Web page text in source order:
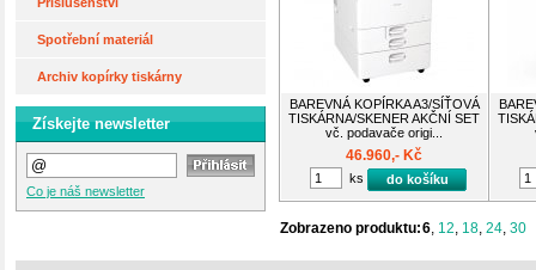
Spotřební materiál
Archiv kopírky tiskárny
Získejte newsletter
Co je náš newsletter
BAREVNÁ KOPÍRKA A3/SÍŤOVÁ
TISKÁRNA/SKENER AKČNÍ SET
vč. podavače origi...
46.960,- Kč
ks do košíku
Zobrazeno produktu:6, 12, 18, 24, 30